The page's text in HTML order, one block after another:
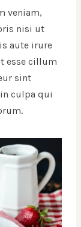
veniam,
nisi ut
aute irure
esse cillum
sint
culpa qui